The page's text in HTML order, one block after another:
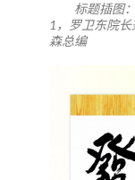
标题插图
1，罗卫东院
森总编